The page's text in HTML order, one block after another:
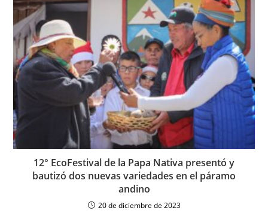
12° EcoFestival de la Papa Nativa presentó y
bautizó dos nuevas variedades en el páramo
andino
20 de diciembre de 2023